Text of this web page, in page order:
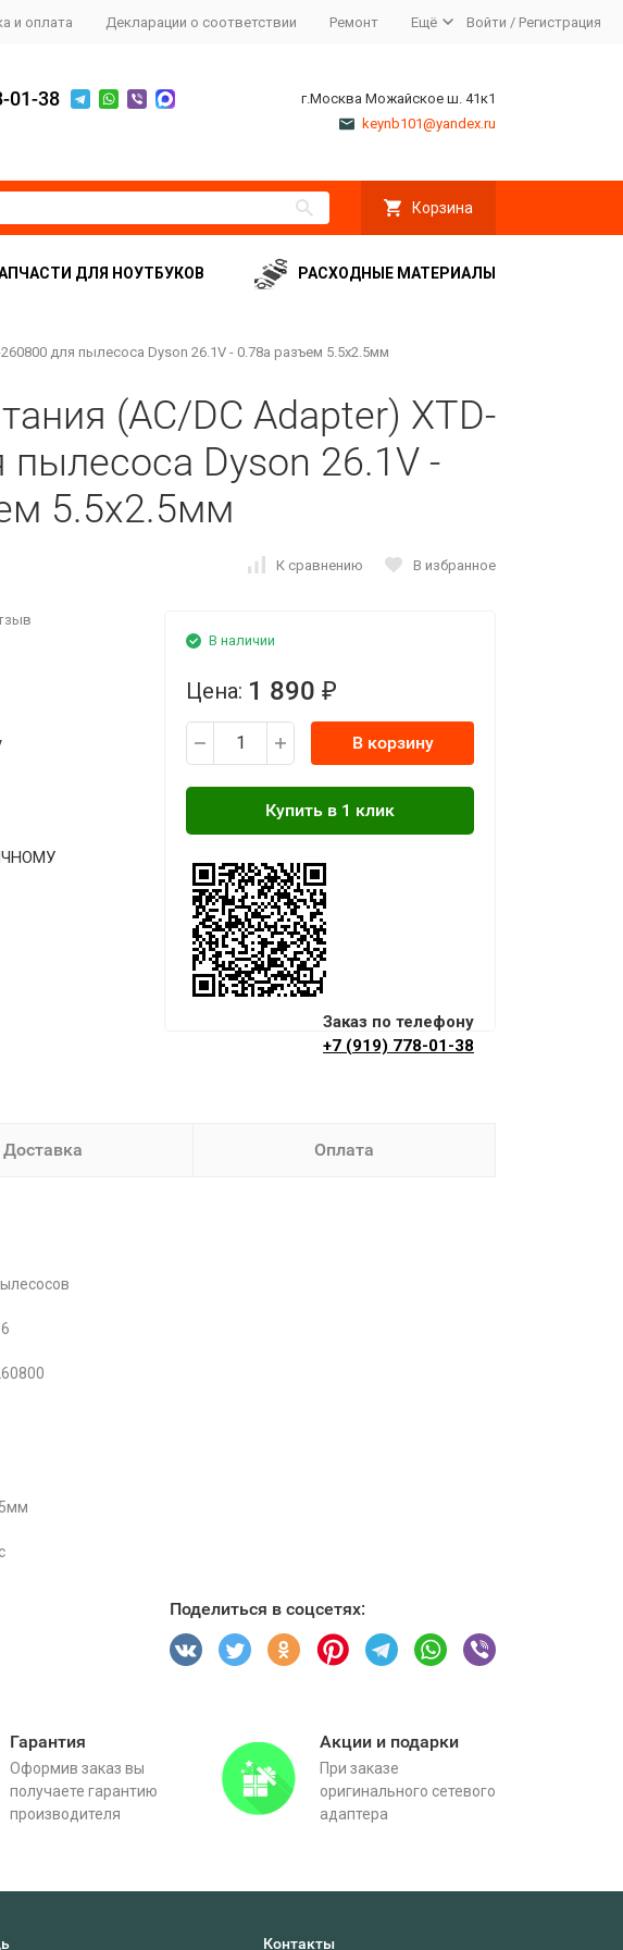
и оплата Декларации о соответствии Ремонт Ещё Войти / Регистрация
01-38
г.Москва Можайское ш. 41к1
keynb101@yandex.ru
Корзина
ДЛЯ НОУТБУКОВ РАСХОДНЫЕ МАТЕРИАЛЫ
для пылесоса Dyson 26.1V - 0.78a разъем 5.5x2.5мм
(AC/DC Adapter) XTD-
пылесоса Dyson 26.1V -
5.5x2.5мм
К сравнению В избранное
В наличии
Цена: 1 890 ₽
В корзину
Заказ по телефону
+7 (919) 778-01-38
Доставка Оплата
Поделиться в соцсетях:
Гарантия
Оформив заказ вы
получаете гарантию
производителя
Акции и подарки
При заказе
оригинального сетевого
адаптера
Контакты